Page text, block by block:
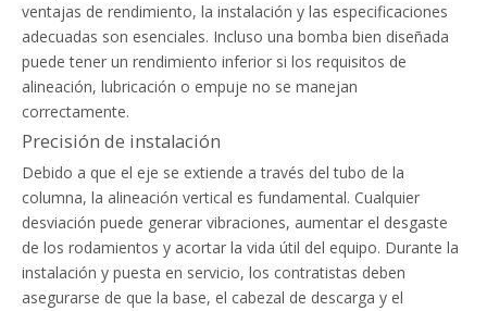
ventajas de rendimiento, la instalación y las especificaciones
adecuadas son esenciales. Incluso una bomba bien diseñada
puede tener un rendimiento inferior si los requisitos de
alineación, lubricación o empuje no se manejan
correctamente.
Precisión de instalación
Debido a que el eje se extiende a través del tubo de la
columna, la alineación vertical es fundamental. Cualquier
desviación puede generar vibraciones, aumentar el desgaste
de los rodamientos y acortar la vida útil del equipo. Durante la
instalación y puesta en servicio, los contratistas deben
asegurarse de que la base, el cabezal de descarga y el